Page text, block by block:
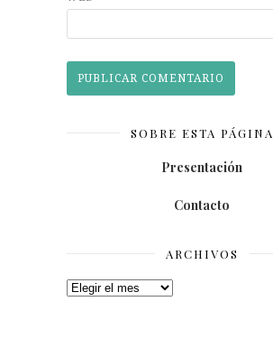
SOBRE ESTA PÁGINA
Presentación
Contacto
ARCHIVOS
Archivos